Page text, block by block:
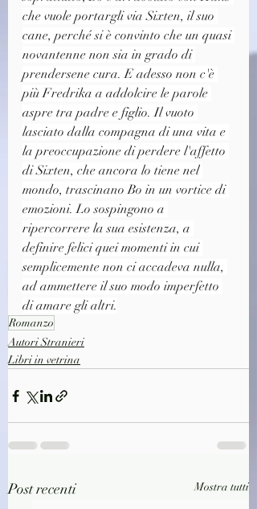
che vuole portargli via Sixten, il suo
cane, perché si è convinto che un quasi
novantenne non sia in grado di
prendersene cura. E adesso non c'è
più Fredrika a addolcire le parole
aspre tra padre e figlio. Il vuoto
lasciato dalla compagna di una vita e
la preoccupazione di perdere l'affetto
di Sixten, che ancora lo tiene nel
mondo, trascinano Bo in un vortice di
emozioni. Lo sospingono a
ripercorrere la sua esistenza, a
definire felici quei momenti in cui
semplicemente non ci accadeva nulla,
ad ammettere il suo modo imperfetto
di amare gli altri.
Romanzo
Autori Stranieri
Libri in vetrina
Post recenti Mostra tutti